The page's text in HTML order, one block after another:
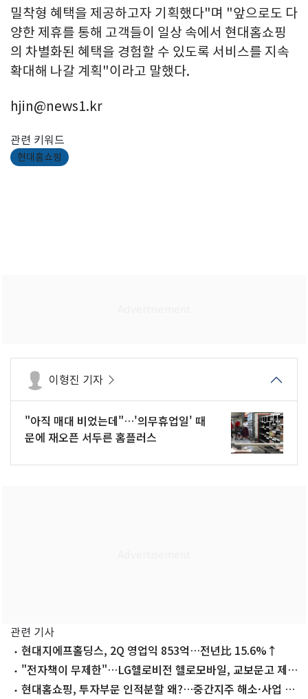
밀착형 혜택을 제공하고자 기획했다"며 "앞으로도 다
양한 제휴를 통해 고객들이 일상 속에서 현대홈쇼핑
의 차별화된 혜택을 경험할 수 있도록 서비스를 지속
확대해 나갈 계획"이라고 말했다.
hjin@news1.kr
관련 키워드
현대홈쇼핑
이형진 기자
"아직 매대 비었는데"…'의무휴업일' 때
문에 재오픈 서두른 홈플러스
관련 기사
현대지에프홀딩스, 2Q 영업익 853억…전년比 15.6%↑
"전자책이 무제한"…LG헬로비전 헬로모바일, 교보문고 제휴
요금제 출시
현대홈쇼핑, 투자부문 인적분할 왜?…중간지주 해소·사업 집